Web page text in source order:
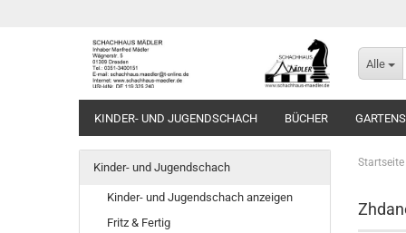
Alle
KINDER- UND JUGENDSCHACH BÜCHER
Startseite
Kinder- und Jugendschach
Kinder- und Jugendschach anzeigen
Fritz & Fertig